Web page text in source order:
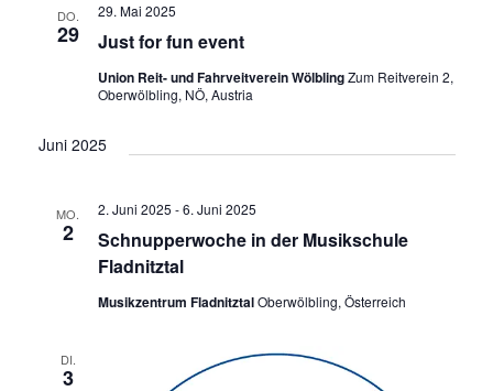
DO.
29 Just for fun event
29. Mai 2025
Union Reit- und Fahrveitverein WölblingZum Reitverein 2,
Oberwölbling, NÖ, Austria
Juni 2025
MO.
2
Schnupperwoche in der Musikschule
Fladnitztal
2. Juni 2025 -6. Juni 2025
Musikzentrum FladnitztalOberwölbling, Österreich
DI.
3